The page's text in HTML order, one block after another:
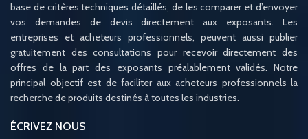
base de critères techniques détaillés, de les comparer et d’envoyer
vos demandes de devis directement aux exposants. Les
entreprises et acheteurs professionnels, peuvent aussi publier
gratuitement des consultations pour recevoir directement des
offres de la part des exposants préalablement validés. Notre
principal objectif est de faciliter aux acheteurs professionnels la
recherche de produits destinés à toutes les industries.
ÉCRIVEZ NOUS